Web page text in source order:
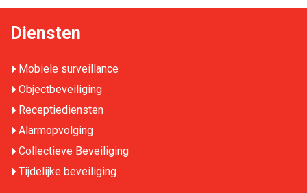
Diensten
Mobiele surveillance
Objectbeveiliging
Receptiediensten
Alarmopvolging
Collectieve Beveiliging
Tijdelijke beveiliging